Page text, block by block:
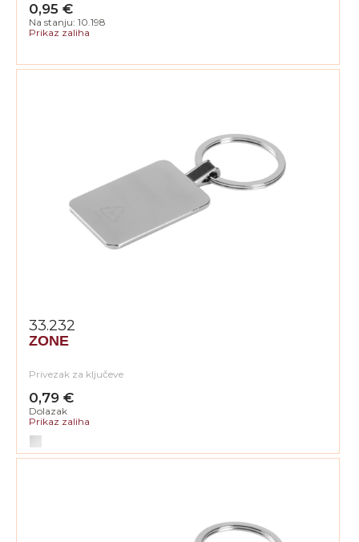
0,95 €
Na stanju: 10.198
Prikaz zaliha
33.232
ZONE
Privezak za ključeve
0,79 €
Dolazak
Prikaz zaliha